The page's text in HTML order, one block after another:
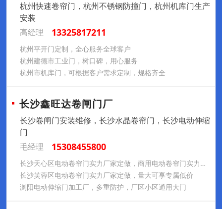
杭州快速卷帘门，杭州不锈钢防撞门，杭州机库门生产
安装
高经理
13325817211
杭州平开门定制，全心服务全球客户
杭州建德市工业门，树口碑，用心服务
杭州市机库门，可根据客户需求定制，规格齐全
长沙鑫旺达卷闸门厂
长沙卷闸门安装维修，长沙水晶卷帘门，长沙电动伸缩
门
毛经理
15308455800
长沙天心区电动卷帘门实力厂家定做，商用电动卷帘门实力厂家
长沙芙蓉区电动卷帘门实力厂家定做，量大可享专属低价
浏阳电动伸缩门加工厂，多重防护，厂区小区通用大门